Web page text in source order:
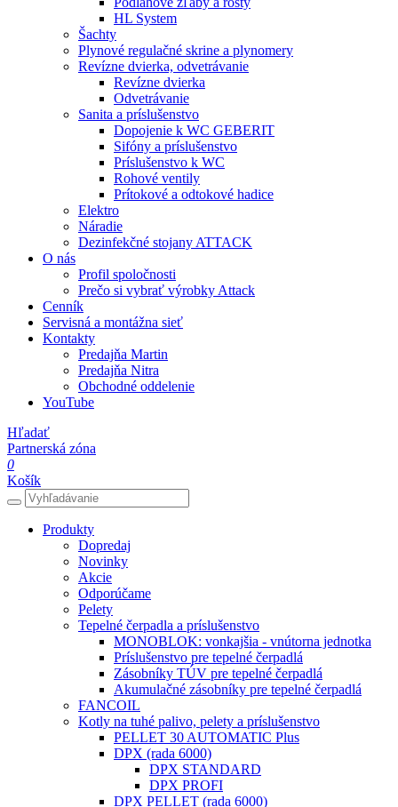
HL System
Šachty
Plynové regulačné skrine a plynomery
Revízne dvierka, odvetrávanie
Revízne dvierka
Odvetrávanie
Sanita a príslušenstvo
Dopojenie k WC GEBERIT
Sifóny a príslušenstvo
Príslušenstvo k WC
Rohové ventily
Prítokové a odtokové hadice
Elektro
Náradie
Dezinfekčné stojany ATTACK
O nás
Profil spoločnosti
Prečo si vybrať výrobky Attack
Cenník
Servisná a montážna sieť
Kontakty
Predajňa Martin
Predajňa Nitra
Obchodné oddelenie
YouTube
Hľadať
Partnerská zóna
0
Košík
Produkty
Dopredaj
Novinky
Akcie
Odporúčame
Pelety
Tepelné čerpadla a príslušenstvo
MONOBLOK: vonkajšia - vnútorna jednotka
Príslušenstvo pre tepelné čerpadlá
Zásobníky TÚV pre tepelné čerpadlá
Akumulačné zásobníky pre tepelné čerpadlá
FANCOIL
Kotly na tuhé palivo, pelety a príslušenstvo
PELLET 30 AUTOMATIC Plus
DPX (rada 6000)
DPX STANDARD
DPX PROFI
DPX PELLET (rada 6000)